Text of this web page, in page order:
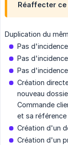
Réaffecter ce
Duplication du
Pas
Pas
Pas
Création
nouveau
Commande
et sa
Création d'un
Création d'un